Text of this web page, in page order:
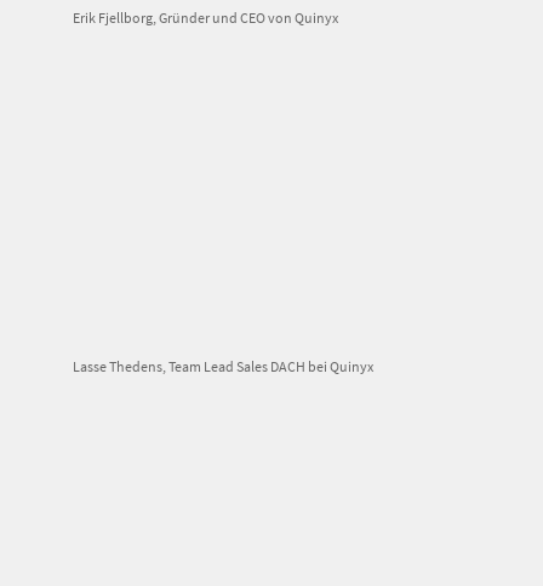
Erik Fjellborg, Gründer und CEO von Quinyx
Lasse Thedens, Team Lead Sales DACH bei Quinyx